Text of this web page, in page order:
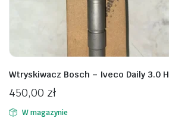
Wtryskiwacz Bosch – Iveco Daily 3.0
450,00 zł
W magazynie